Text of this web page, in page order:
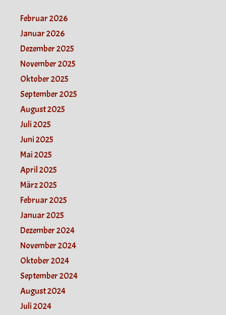
Februar 2026
Januar 2026
Dezember 2025
November 2025
Oktober 2025
September 2025
August 2025
Juli 2025
Juni 2025
Mai 2025
April 2025
März 2025
Februar 2025
Januar 2025
Dezember 2024
November 2024
Oktober 2024
September 2024
August 2024
Juli 2024